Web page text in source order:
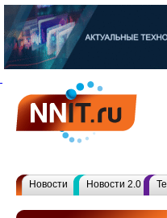
Новости Новости 2.0